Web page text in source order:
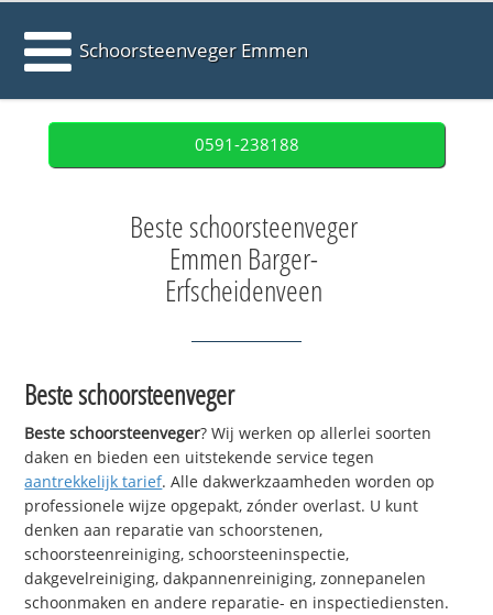
Schoorsteenveger Emmen
0591-238188
Beste schoorsteenveger
Emmen Barger-
Erfscheidenveen
Beste schoorsteenveger
Beste schoorsteenveger? Wij werken op allerlei soorten
daken en bieden een uitstekende service tegen
aantrekkelijk tarief. Alle dakwerkzaamheden worden op
professionele wijze opgepakt, zónder overlast. U kunt
denken aan reparatie van schoorstenen,
schoorsteenreiniging, schoorsteeninspectie,
dakgevelreiniging, dakpannenreiniging, zonnepanelen
schoonmaken en andere reparatie- en inspectiediensten.